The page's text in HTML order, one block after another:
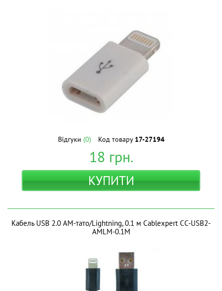
Відгуки (0) Код товару 17-27194
18 грн.
КУПИТИ
Кабель USB 2.0 AM-тато/Lightning, 0.1 м Cablexpert CC-USB2-
AMLM-0.1M